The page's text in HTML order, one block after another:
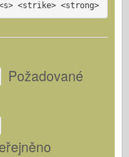
<strike> <strong>
Požadované